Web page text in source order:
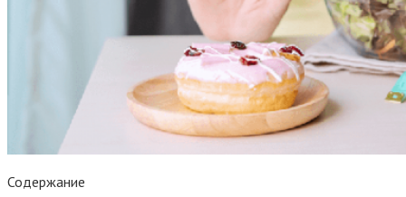
Содержание